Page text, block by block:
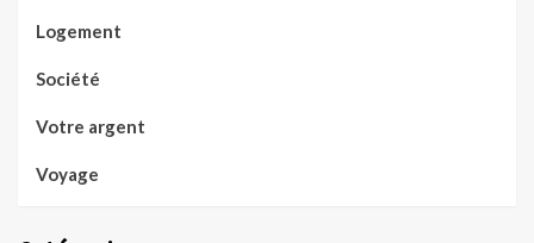
Logement
Société
Votre argent
Voyage